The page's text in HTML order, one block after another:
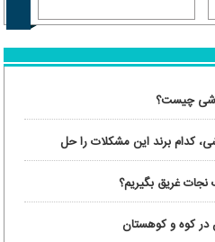
چیست؟
کدام برند این مشکلات را حل
غریق بگیریم؟
کوه و کوهستان